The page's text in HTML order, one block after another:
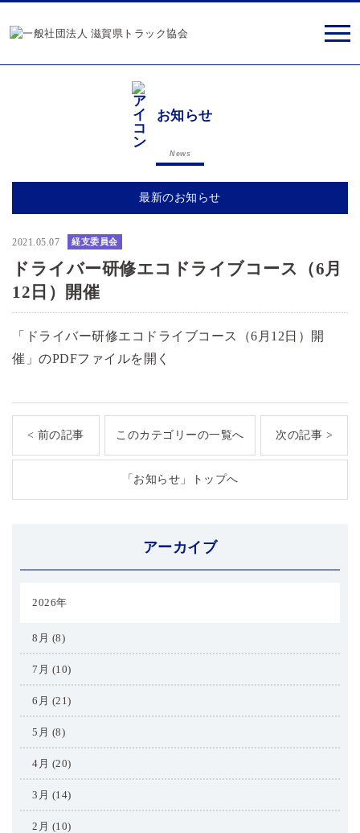
お知らせ
News
最新のお知らせ
2021.05.07 経支委員会
ドライバー研修エコドライブコース（6月
12日）開催
「ドライバー研修エコドライブコース（6月12日）開
催」のPDFファイルを開く
< 前の記事 このカテゴリーの一覧へ 次の記事 >
「お知らせ」トップへ
アーカイブ
2026年
8月 (8)
7月 (10)
6月 (21)
5月 (8)
4月 (20)
3月 (14)
2月 (10)